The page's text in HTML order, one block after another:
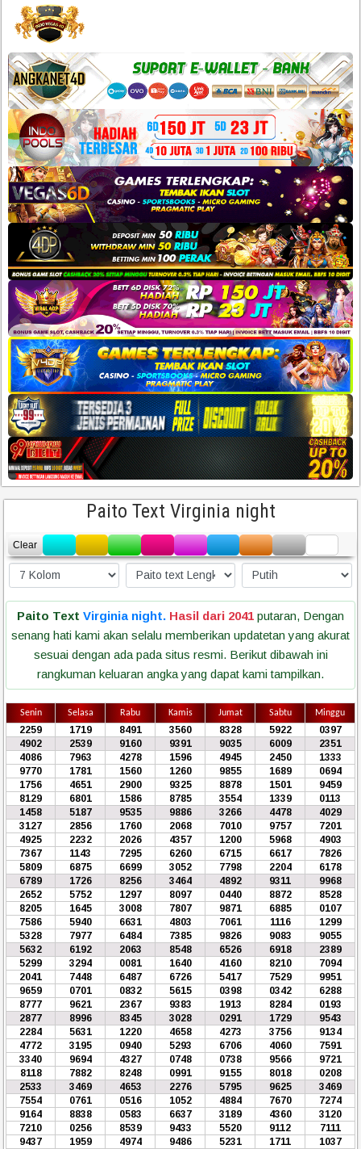
Paito Text Virginia night
Clear
Paito Text Virginia night. Hasil dari 2041 putaran, Dengan
senang hati kami akan selalu memberikan updatetan yang akurat
sesuai dengan ada pada situs resmi. Berikut dibawah ini
rangkuman keluaran angka yang dapat kami tampilkan.
Senin Selasa Rabu Kamis Jumat Sabtu Minggu
2259 1719 8491 3560 8328 5922
0397
4902
2539 9160 9391 9035 6009
2351
4086
7963 4278 1596 4945 2450
1333
9770
1781 1560 1260 9855 1689
0694
1756
4651 2900 9325 8878 1501
9459
8129
6801 1586 8785 3554 1339
0113
1458
5187 9535 9886 3266 4478
4029
3127
2856 1760 2068 7010 9757
7201
4925
2232 2026 4357 1200 5968
4903
7367
1143 7295 6260 6715 6617
7826
5809
6875 6699 3052 7798 2204
6178
6789
1726 8256 3464 4892 9311
9968
2652
5752 1297 8097 0440 8872
8528
8205
1645 3008 7807 9871 6885
0107
7586
5940 6631 4803 7061 1116
1299
5328
7977 6484 7385 9826 9083
9055
5632
6192 2063 8548 6526 6918
2389
5299
3294 0081 1640 4160 8210
7094
2041
7448 6487 6726 5417 7529
9951
9659
0701 0832 5615 0398 0342
6288
8777
9621 2367 9383 1913 8284
0193
2877
8996 8345 3028 0291 1729
9543
2284
5631 1220 4658 4273 3756
9134
4772
3195 0940 5293 6706 4060
7591
3340
9694 4327 0748 0738 9566
9721
8118
7882 8248 0991 9155 8018
0208
2533
3469 4653 2276 5795 9625
3469
7554
0761 0516 1052 4884 7670
7274
9164
8838 0583 6637 3189 4360
3120
7210
0256 8539 9433 5520 9112
7111
9437
1959 4974 9486 5231 1711 1037